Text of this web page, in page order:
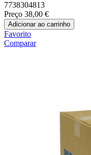
7738304813
Preço 38,00 €
Adicionar ao carrinho
Favorito
Comparar